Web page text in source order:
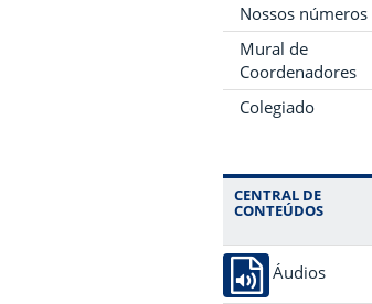
Nossos números
Mural de
Coordenadores
Colegiado
CENTRAL DE
CONTEÚDOS
Áudios